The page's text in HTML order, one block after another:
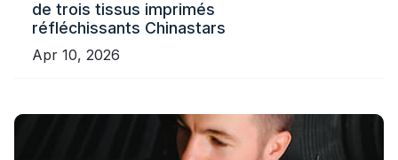
de trois tissus imprimés
réfléchissants Chinastars
Apr 10, 2026